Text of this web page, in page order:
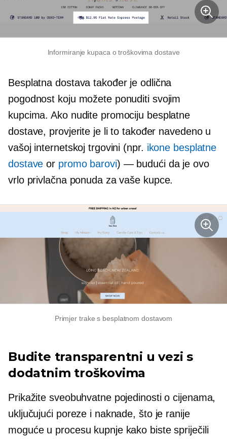
Informiranje kupaca o troškovima dostave
Besplatna dostava također je odlična
pogodnost koju možete ponuditi svojim
kupcima. Ako nudite promociju besplatne
dostave, provjerite je li to također navedeno u
vašoj internetskoj trgovini (npr. ikone besplatne
dostave or promo barovi) — budući da je ovo
vrlo privlačna ponuda za vaše kupce.
Primjer trake s besplatnom dostavom
Budite transparentni u vezi s
dodatnim troškovima
Prikažite sveobuhvatne pojedinosti o cijenama,
uključujući poreze i naknade, što je ranije
moguće u procesu kupnje kako biste spriječili